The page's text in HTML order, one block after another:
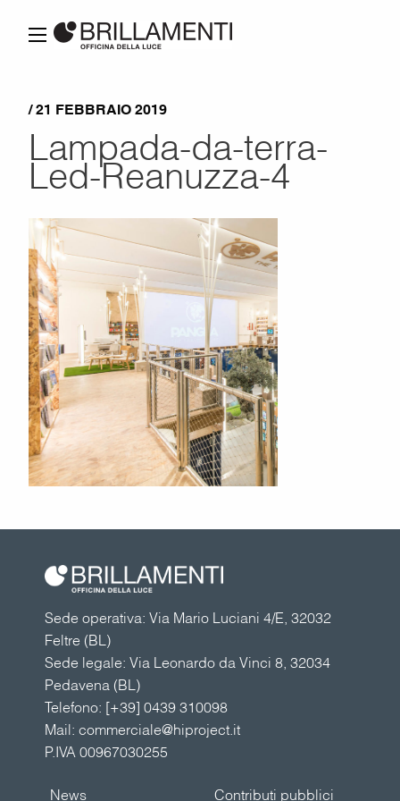
/ 21 FEBBRAIO 2019
Lampada-da-terra-
Led-Reanuzza-4
Sede operativa: Via Mario Luciani 4/E, 32032
Feltre (BL)
Sede legale: Via Leonardo da Vinci 8, 32034
Pedavena (BL)
Telefono: [+39] 0439 310098
Mail: commerciale@hiproject.it
P.IVA 00967030255
Contributi pubblici
News